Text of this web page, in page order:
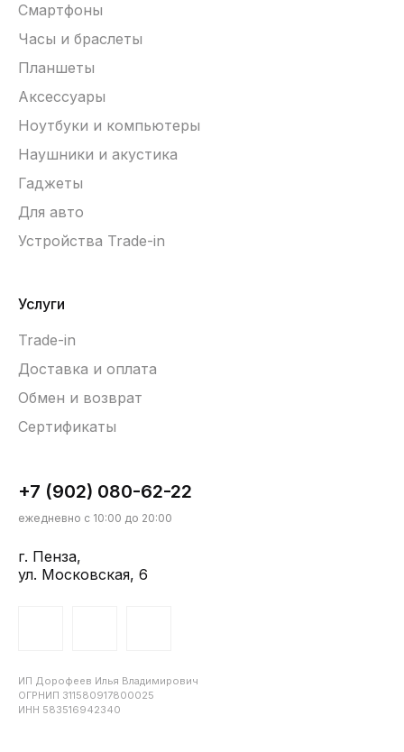
Смартфоны
Часы и браслеты
Планшеты
Аксессуары
Ноутбуки и компьютеры
Наушники и акустика
Гаджеты
Для авто
Устройства Trade-in
Услуги
Trade-in
Доставка и оплата
Обмен и возврат
Сертификаты
+7 (902) 080-62-22
ежедневно с 10:00 до 20:00
г. Пенза,
ул. Московская, 6
ИП Дорофеев Илья Владимирович
ОГРНИП 311580917800025
ИНН 583516942340